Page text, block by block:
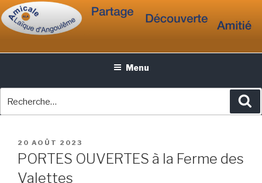
Aller
au
contenu
AMICALE LAÏQUE
ANGOULÊME
Menu
PUBLIÉ
LE
20 AOÛT 2023
PORTES OUVERTES à la Ferme des
Valettes